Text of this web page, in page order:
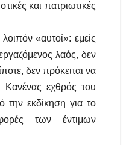
και πατριωτικές
«αυτοί»: εμείς
λαός, δεν
δεν πρόκειται να
εχθρός του
την εκδίκηση για το
των έντιμων